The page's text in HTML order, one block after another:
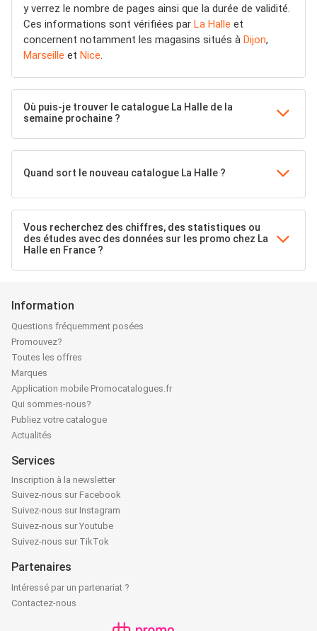
y verrez le nombre de pages ainsi que la durée de validité.
Ces informations sont vérifiées par La Halle et
concernent notamment les magasins situés à Dijon,
Marseille et Nice.
Où puis-je trouver le catalogue La Halle de la
semaine prochaine ?
Quand sort le nouveau catalogue La Halle ?
Vous recherchez des chiffres, des statistiques ou
des études avec des données sur les promo chez La
Halle en France ?
Information
Questions fréquemment posées
Promouvez?
Toutes les offres
Marques
Application mobile Promocatalogues.fr
Qui sommes-nous?
Publiez votre catalogue
Actualités
Services
Inscription à la newsletter
Suivez-nous sur Facebook
Suivez-nous sur Instagram
Suivez-nous sur Youtube
Suivez-nous sur TikTok
Partenaires
Intéressé par un partenariat ?
Contactez-nous